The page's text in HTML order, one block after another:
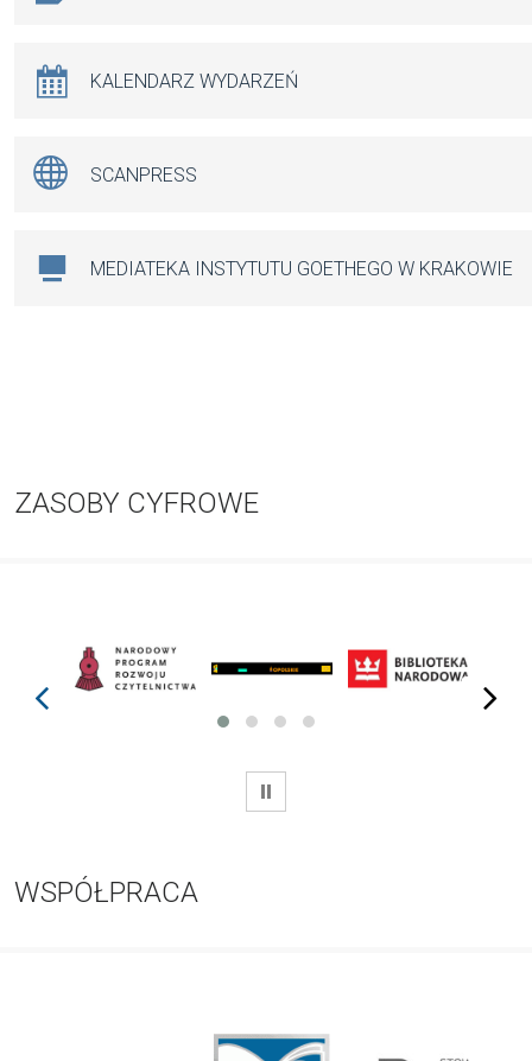
KALENDARZ WYDARZEŃ
SCANPRESS
MEDIATEKA INSTYTUTU GOETHEGO W KRAKOWIE
ZASOBY CYFROWE
prev next
WSTRZYMAJ
WSPÓŁPRACA